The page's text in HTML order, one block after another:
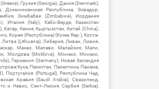
Грузия (Georgia), Дания (Denmark),
Республика, Эквадор,
Зимбабве (Zimbabwe), Иордания
Италия (Italy), Кабо-Верде, Казахстан
Кения, Кыргызстан, Китай (China),
Корея (Республика) (Korea Rep.), Коста-
Литва (Lithuania), Либерия, Ливан, Ливия,
Макао, Малави, Малайзия, Мали,
Молдова (Moldova), Монако, Монако,
Германия (Germany), Новая Зеландия
Кука, Пакистан, Палестина, Панама,
(Portugal), Республика Чад,
Аравия (Saudi Arabia), Свазиленд,
и Невис, Сент-Люсия, Сербия (Serbia),